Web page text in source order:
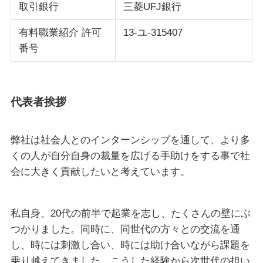
取引銀行 三菱UFJ銀行
有料職業紹介 許可
番号
13-ユ-315407
代表者挨拶
弊社は社会人とのインターンシップを通して、より多
くの人が自分自身の裁量を広げる手助けをする事で社
会に大きく貢献したいと考えています。
私自身、20代の前半で起業を志し、たくさんの壁にぶ
つかりました。同時に、同世代の方々との交流を通
し、時には刺激し合い、時には助け合いながら課題を